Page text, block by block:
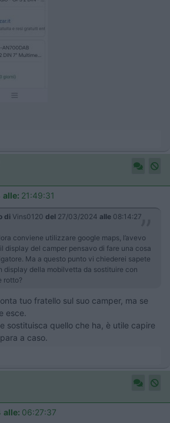
alle: 21:49:31
di Vins0120 del 27/03/2024 alle 08:14:27
conviene utilizzare google maps, l’avevo
display del camper pensavo di fare una cosa
Ma a questo punto vi chiederei sapete
display della mobilvetta da sostituire con
rotto?
tuo fratello sul suo camper, ma se
esce.
sostituisca quello che ha, è utile capire
a caso.
alle: 06:27:37